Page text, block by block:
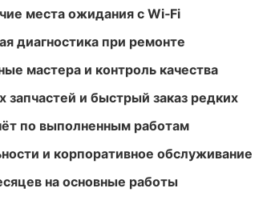
места ожидания с Wi‑Fi
диагностика при ремонте
мастера и контроль качества
запчастей и быстрый заказ редких
по выполненным работам
и корпоративное обслуживание
на основные работы